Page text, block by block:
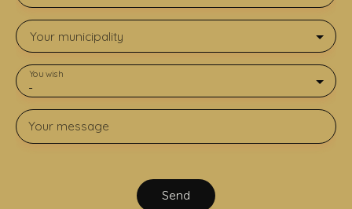
Your municipality
-
You wish
Your message
Send